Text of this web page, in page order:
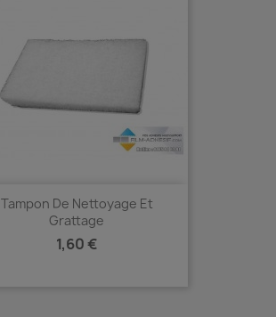
Tampon De Nettoyage Et
Grattage
Prix
1,60 €